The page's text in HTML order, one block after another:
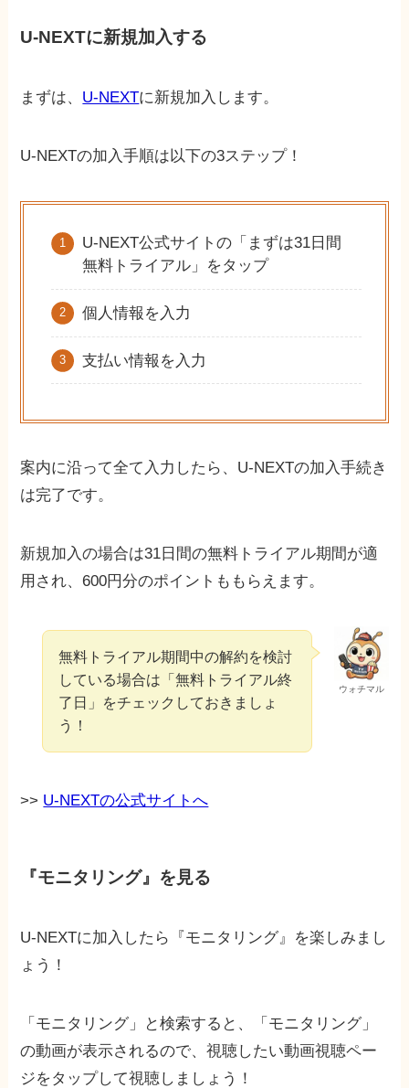
U-NEXTに新規加入する
まずは、 U-NEXTに新規加入します。
U-NEXTの加入手順は以下の3ステップ！
U-NEXT公式サイトの「まずは31日間
無料トライアル」をタップ
個人情報を入力
支払い情報を入力
案内に沿って全て入力したら、U-NEXTの加入手続き
は完了です。
新規加入の場合は31日間の無料トライアル期間が適
用され、600円分のポイントももらえます。
ウォチマル
無料トライアル期間中の解約を検討
している場合は「無料トライアル終
了日」をチェックしておきましょ
う！
>> U-NEXTの公式サイトへ
『モニタリング』を見る
U-NEXTに加入したら『モニタリング』を楽しみまし
ょう！
「モニタリング」と検索すると、「モニタリング」
の動画が表示されるので、視聴したい動画視聴ペー
ジをタップして視聴しましょう！